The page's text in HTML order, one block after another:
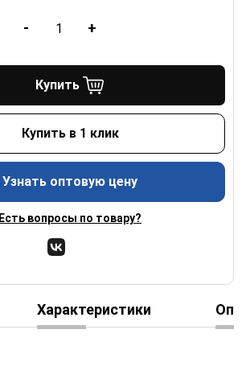
- +
Купить
Купить в 1 клик
Узнать оптовую цену
Есть вопросы по товару?
Характеристики